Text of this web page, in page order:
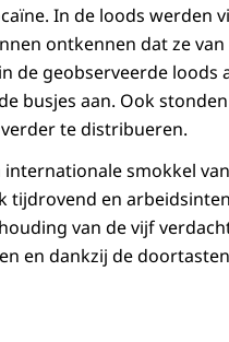
In de loods werden
ontkennen dat ze
de geobserveerde loods
busjes aan. Ook
te distribueren.
smokkel
tijdrovend en
van de vijf
en dankzij de